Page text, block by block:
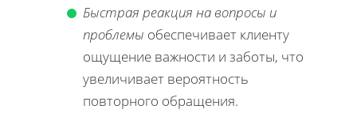
Быстрая реакция на вопросы и
проблемы обеспечивает клиенту
ощущение важности и заботы, что
увеличивает вероятность
повторного обращения.